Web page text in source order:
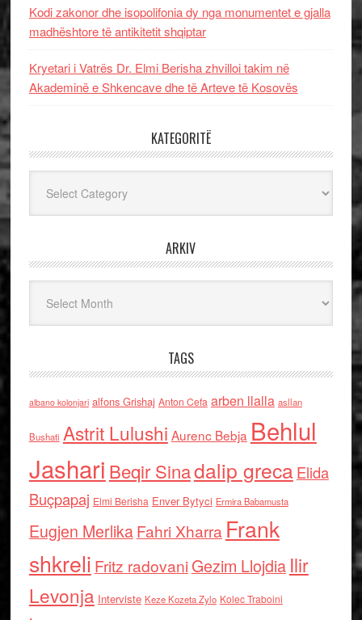
Kodi zakonor dhe isopolifonia dy nga monumentet e gjalla
madhështore të antikitetit shqiptar
Kryetari i Vatrës Dr. Elmi Berisha zhvilloi takim në
Akademinë e Shkencave dhe të Arteve të Kosovës
KATEGORITË
ARKIV
TAGS
albano kolonjari alfons Grishaj Anton Cefa arben llalla asllan
Bushati Astrit Lulushi Aurenc Bebja Behlul
Jashari Beqir Sinadalip grecaElida
Buçpapaj Elmi Berisha Enver Bytyci Ermira Babamusta
Eugjen MerlikaFahri Xharra Frank
shkreli Fritz radovaniGezim Llojdia Ilir
Levonja Interviste Keze Kozeta Zylo Kolec Traboini